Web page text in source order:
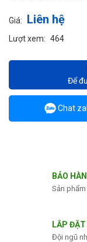
Giá: Liên hệ
Lượt xem: 464
Để
Chat
BẢO
Sản
LẮP ĐẶT
Đội ngũ